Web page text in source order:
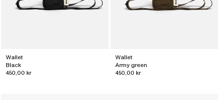
Wallet
Black
450,00 kr
Wallet
Army green
450,00 kr